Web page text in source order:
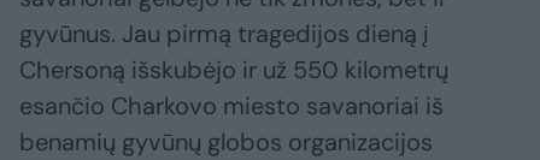
gyvūnus. Jau pirmą tragedijos dieną į
Chersoną išskubėjo ir už 550 kilometrų
esančio Charkovo miesto savanoriai iš
benamių gyvūnų globos organizacijos